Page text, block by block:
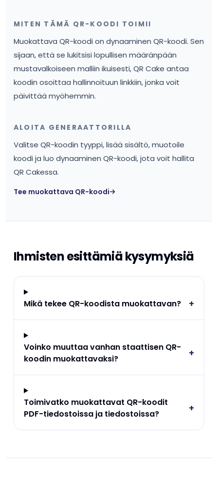
MITEN TÄMÄ QR-KOODI TOIMII
Muokattava QR-koodi on dynaaminen QR-koodi. Sen
sijaan, että se lukitsisi lopullisen määränpään
mustavalkoiseen malliin ikuisesti, QR Cake antaa
koodin osoittaa hallinnoituun linkkiin, jonka voit
päivittää myöhemmin.
ALOITA GENERAATTORILLA
Valitse QR-koodin tyyppi, lisää sisältö, muotoile
koodi ja luo dynaaminen QR-koodi, jota voit hallita
QR Cakessa.
Tee muokattava QR-koodi
Ihmisten esittämiä kysymyksiä
Mikä tekee QR-koodista muokattavan? +
Voinko muuttaa vanhan staattisen QR-
koodin muokattavaksi?
+
Toimivatko muokattavat QR-koodit
PDF-tiedostoissa ja tiedostoissa?
+